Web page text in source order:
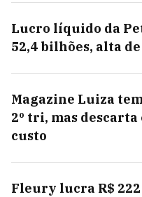
Lucro líquido da
52,4 bilhões, alta
Magazine Luiza
2º tri, mas
custo
Fleury lucra R$